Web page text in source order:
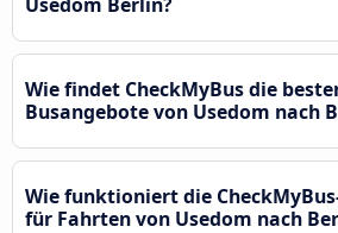
Wie findet CheckMyBus die
Busangebote von Usedom nach
Wie funktioniert die
für Fahrten von Usedom nach